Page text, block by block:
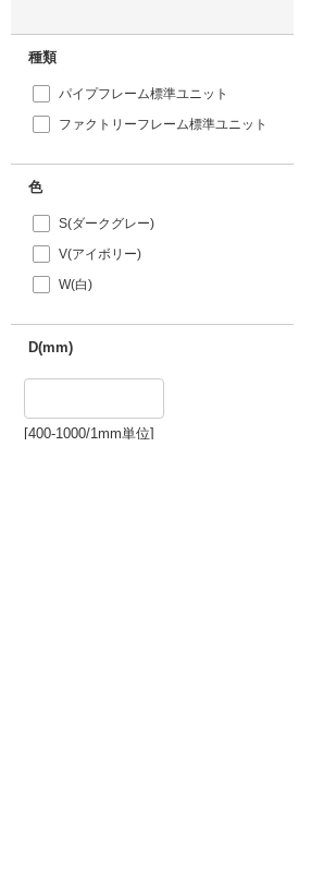
種類
パイプフレーム標準ユニット
ファクトリーフレーム標準ユニット
色
S(ダークグレー)
V(アイボリー)
W(白)
D(mm)
[400-1000/1mm単位]